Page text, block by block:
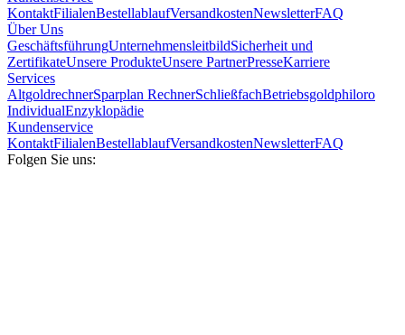
KontaktFilialenBestellablaufVersandkostenNewsletterFAQ
Über Uns
GeschäftsführungUnternehmensleitbildSicherheit und
ZertifikateUnsere ProdukteUnsere PartnerPresseKarriere
Services
AltgoldrechnerSparplan RechnerSchließfachBetriebsgoldphiloro
IndividualEnzyklopädie
Kundenservice
KontaktFilialenBestellablaufVersandkostenNewsletterFAQ
Folgen Sie uns: